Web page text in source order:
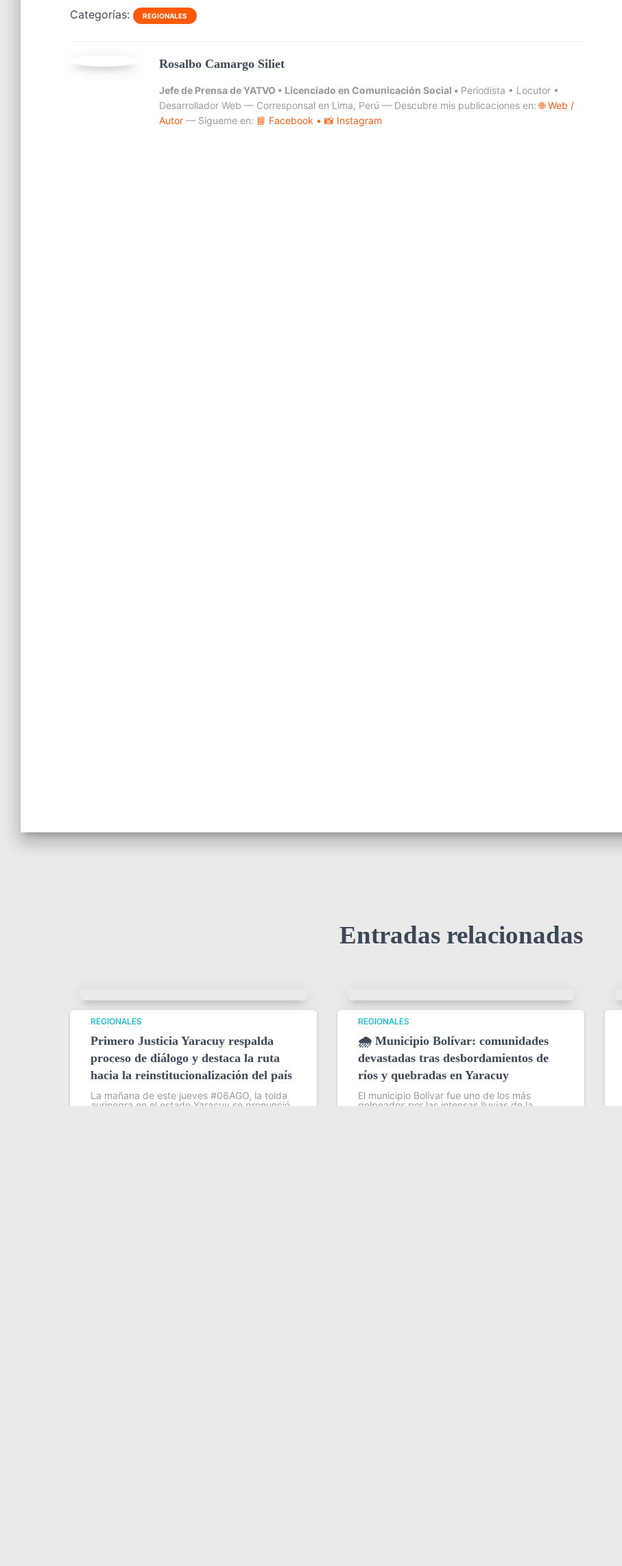
Categorías: REGIONALES
Rosalbo Camargo Siliet
Jefe de Prensa de YATVO • Licenciado en Comunicación Social • Periodista • Locutor •
Desarrollador Web — Corresponsal en Lima, Perú — Descubre mis publicaciones en:🌐 Web /
Autor— Sígueme en: 📘 Facebook • 📸 Instagram
Entradas relacionadas
REGIONALES
Primero Justicia Yaracuy respalda
proceso de diálogo y destaca la ruta
hacia la reinstitucionalización del país
La mañana de este jueves #06AGO, la tolda
aurinegra en el estado Yaracuy se pronunció
REGIONALES
🌧️ Municipio Bolívar: comunidades
devastadas tras desbordamientos de
ríos y quebradas en Yaracuy
El municipio Bolívar fue uno de los más
golpeados por las intensas lluvias de la